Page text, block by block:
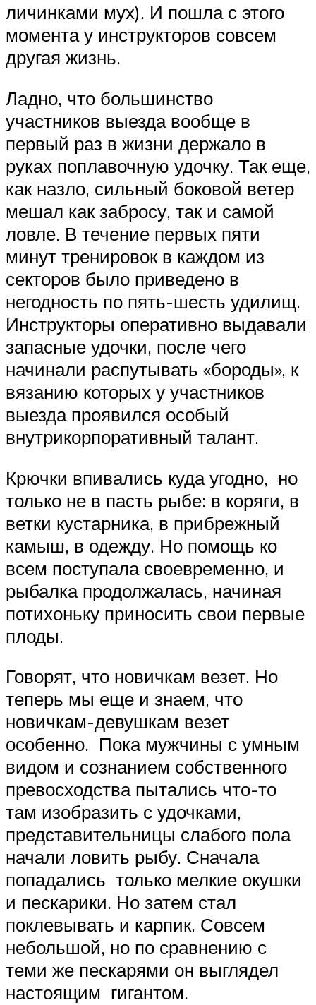
личинками мух). И пошла с этого
момента у инструкторов совсем
другая жизнь.
Ладно, что большинство
участников выезда вообще в
первый раз в жизни держало в
руках поплавочную удочку. Так еще,
как назло, сильный боковой ветер
мешал как забросу, так и самой
ловле. В течение первых пяти
минут тренировок в каждом из
секторов было приведено в
негодность по пять-шесть удилищ.
Инструкторы оперативно выдавали
запасные удочки, после чего
начинали распутывать «бороды», к
вязанию которых у участников
выезда проявился особый
внутрикорпоративный талант.
Крючки впивались куда угодно, но
только не в пасть рыбе: в коряги, в
ветки кустарника, в прибрежный
камыш, в одежду. Но помощь ко
всем поступала своевременно, и
рыбалка продолжалась, начиная
потихоньку приносить свои первые
плоды.
Говорят, что новичкам везет. Но
теперь мы еще и знаем, что
новичкам-девушкам везет
особенно. Пока мужчины с умным
видом и сознанием собственного
превосходства пытались что-то
там изобразить с удочками,
представительницы слабого пола
начали ловить рыбу. Сначала
попадались только мелкие окушки
и пескарики. Но затем стал
поклевывать и карпик. Совсем
небольшой, но по сравнению с
теми же пескарями он выглядел
настоящим гигантом.